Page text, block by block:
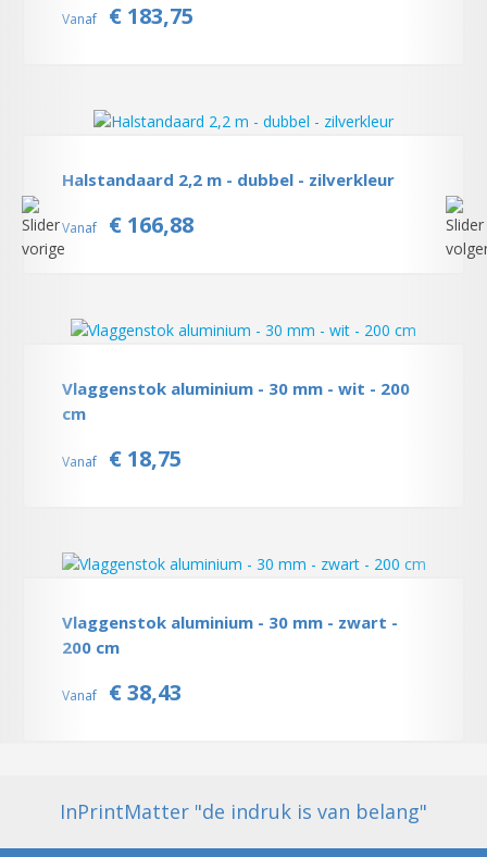
Vanaf € 183,75
Halstandaard 2,2 m - dubbel - zilverkleur
Vanaf € 166,88
Vlaggenstok aluminium - 30 mm - wit - 200
cm
Vanaf € 18,75
Vlaggenstok aluminium - 30 mm - zwart -
200 cm
Vanaf € 38,43
InPrintMatter "de indruk is van belang"